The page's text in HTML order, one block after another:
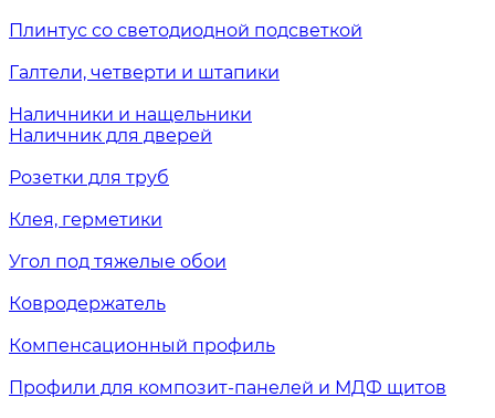
Плинтус со светодиодной подсветкой
Галтели, четверти и штапики
Наличники и нащельники
Наличник для дверей
Розетки для труб
Клея, герметики
Угол под тяжелые обои
Ковродержатель
Компенсационный профиль
Профили для композит-панелей и МДФ щитов